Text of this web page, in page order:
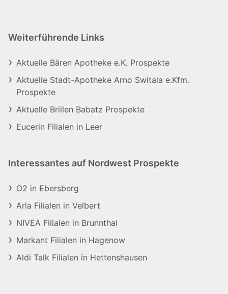
Weiterführende Links
Aktuelle Bären Apotheke e.K. Prospekte
Aktuelle Stadt-Apotheke Arno Switala e.Kfm.
Prospekte
Aktuelle Brillen Babatz Prospekte
Eucerin Filialen in Leer
Interessantes auf Nordwest Prospekte
O2 in Ebersberg
Arla Filialen in Velbert
NIVEA Filialen in Brunnthal
Markant Filialen in Hagenow
Aldi Talk Filialen in Hettenshausen